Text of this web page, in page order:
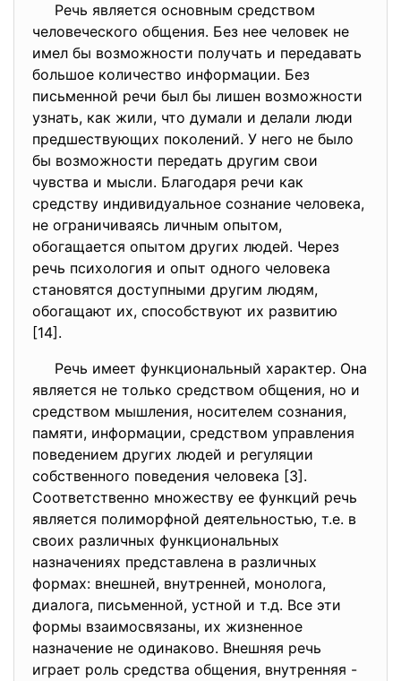
Речь является основным средством
человеческого общения. Без нее человек не
имел бы возможности получать и передавать
большое количество информации. Без
письменной речи был бы лишен возможности
узнать, как жили, что думали и делали люди
предшествующих поколений. У него не было
бы возможности передать другим свои
чувства и мысли. Благодаря речи как
средству индивидуальное сознание человека,
не ограничиваясь личным опытом,
обогащается опытом других людей. Через
речь психология и опыт одного человека
становятся доступными другим людям,
обогащают их, способствуют их развитию
[14].
Речь имеет функциональный характер. Она
является не только средством общения, но и
средством мышления, носителем сознания,
памяти, информации, средством управления
поведением других людей и регуляции
собственного поведения человека [3].
Соответственно множеству ее функций речь
является полиморфной деятельностью, т.е. в
своих различных функциональных
назначениях представлена в различных
формах: внешней, внутренней, монолога,
диалога, письменной, устной и т.д. Все эти
формы взаимосвязаны, их жизненное
назначение не одинаково. Внешняя речь
играет роль средства общения, внутренняя -